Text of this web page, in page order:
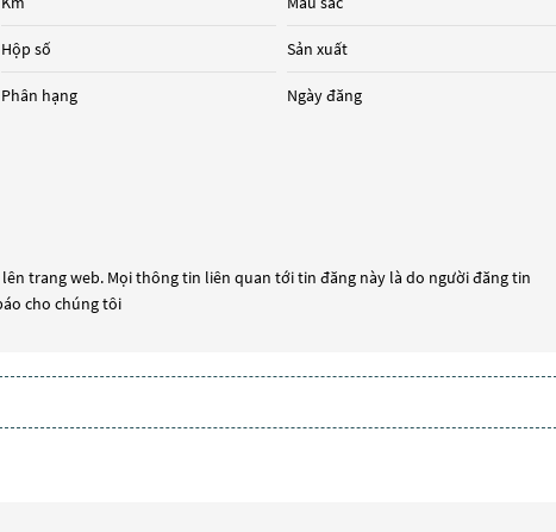
Hộp số
Phân hạng
Sản xuất
Ngày đăng
trang web. Mọi thông tin liên quan tới tin đăng này là do người đăng tin
cho chúng tôi